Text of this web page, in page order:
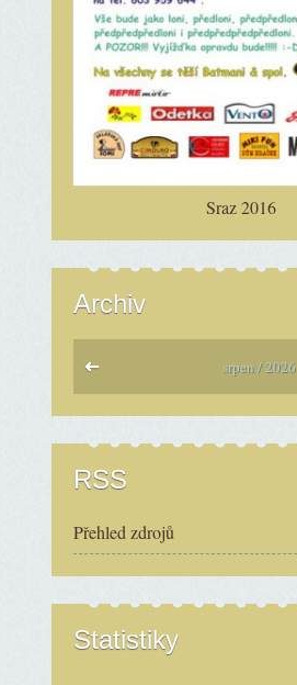
Sraz 2016
Archiv
srpen / 2026
RSS
Přehled zdrojů
Statistiky